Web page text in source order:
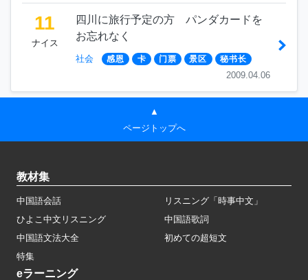
11
ナイス
四川に旅行予定の方 パンダカードを
お忘れなく
社会 感恩 卡 门票 景区 秘书长
2009.04.06
▲
ページトップへ
教材集
中国語会話
リスニング「時事中文」
ひよこ中文リスニング
中国語歌詞
中国語文法大全
初めての超短文
特集
eラーニング